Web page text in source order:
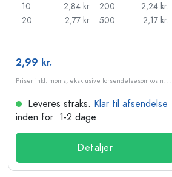
10
2,84 kr.
20
2,77 kr.
200
2,24 kr.
500
2,17 kr.
2,99 kr.
P
riser inkl. moms, eksklusive forsendelsesomkostninger
Leveres straks. Klar til afsendelse
inden for: 1-2 dage
Detaljer